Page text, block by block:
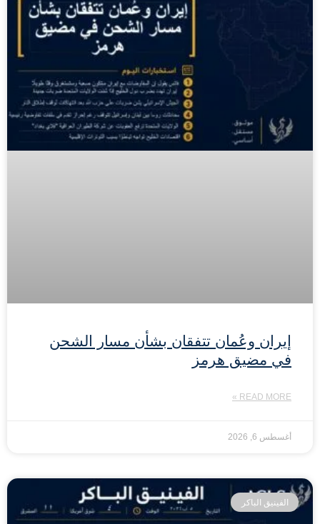
إيران وعُمان تتفقان بشأن مسار الشحن
في مضيق هرمز
READ MORE »
أغسطس 6, 2026
الفينيق الباكر